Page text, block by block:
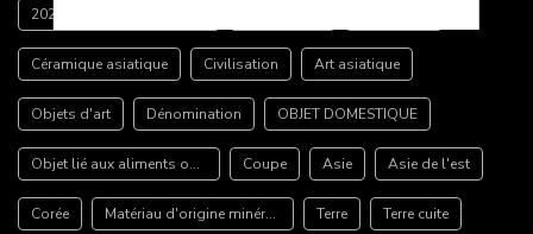
Céramique asiatique Civilisation Art asiatique
Objets d'art Dénomination OBJET DOMESTIQUE
Objet lié aux aliments ou aux boissons Coupe Asie Asie de l'est
Corée Matériau d'origine minérale Terre Terre cuite